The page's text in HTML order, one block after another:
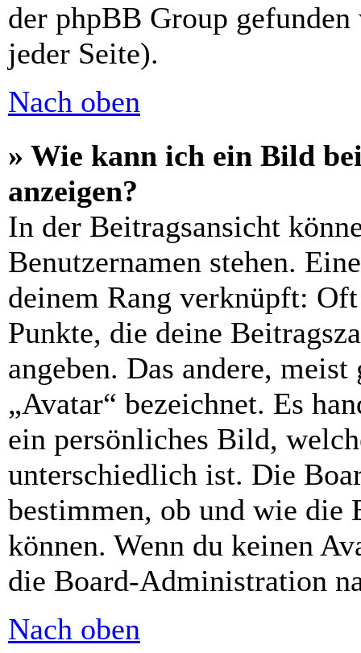
der phpBB Group
jeder Seite).
Nach oben
» Wie kann ich ein Bild
anzeigen?
In der Beitragsansicht
Benutzernamen stehen.
deinem Rang verknüpft:
Punkte, die deine
angeben. Das andere,
„Avatar“ bezeichnet. Es
ein persönliches Bild,
unterschiedlich ist. Die
bestimmen, ob und wie die
können. Wenn du keinen
die Board-Administration
Nach oben